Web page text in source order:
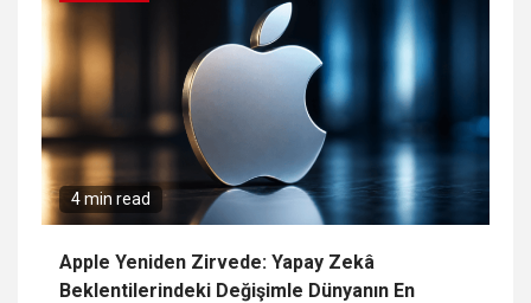
4 min read
Apple Yeniden Zirvede: Yapay Zekâ
Beklentilerindeki Değişimle Dünyanın En